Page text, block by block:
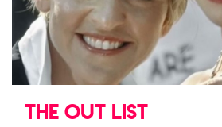
THE OUT LIST